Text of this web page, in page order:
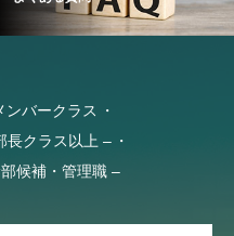
ンバークラス
長クラス以上 –
候補・管理職 –